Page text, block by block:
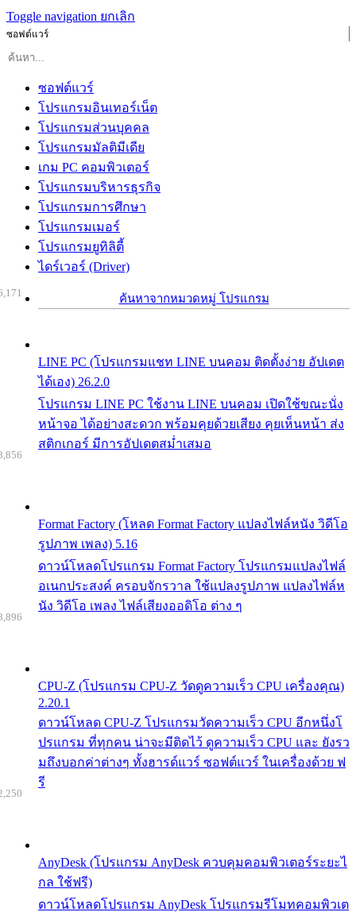
Toggle navigation ยกเลิก
ซอฟต์แวร์
ซอฟต์แวร์
โปรแกรมอินเทอร์เน็ต
โปรแกรมส่วนบุคคล
โปรแกรมมัลติมีเดีย
เกม PC คอมพิวเตอร์
โปรแกรมบริหารธุรกิจ
โปรแกรมการศึกษา
โปรแกรมเมอร์
โปรแกรมยูทิลิตี้
ไดร์เวอร์ (Driver)
ค้นหาจากหมวดหมู่ โปรแกรม
LINE PC (โปรแกรมแชท LINE บนคอม ติดตั้งง่าย อัปเดต
ได้เอง) 26.2.0
โปรแกรม LINE PC ใช้งาน LINE บนคอม เปิดใช้ขณะนั่ง
หน้าจอ ได้อย่างสะดวก พร้อมคุยด้วยเสียง คุยเห็นหน้า ส่ง
สติกเกอร์ มีการอัปเดตสม่ำเสมอ
Format Factory (โหลด Format Factory แปลงไฟล์หนัง วิดีโอ
รูปภาพ เพลง) 5.16
ดาวน์โหลดโปรแกรม Format Factory โปรแกรมแปลงไฟล์
อเนกประสงค์ ครอบจักรวาล ใช้แปลงรูปภาพ แปลงไฟล์ห
นัง วิดีโอ เพลง ไฟล์เสียงออดิโอ ต่าง ๆ
CPU-Z (โปรแกรม CPU-Z วัดดูความเร็ว CPU เครื่องคุณ)
2.20.1
ดาวน์โหลด CPU-Z โปรแกรมวัดความเร็ว CPU อีกหนึ่งโ
ปรแกรม ที่ทุกคน น่าจะมีติดไว้ ดูความเร็ว CPU และ ยังรว
มถึงบอกค่าต่างๆ ทั้งฮารด์แวร์ ซอฟต์แวร์ ในเครื่องด้วย ฟ
รี
AnyDesk (โปรแกรม AnyDesk ควบคุมคอมพิวเตอร์ระยะไ
กล ใช้ฟรี)
ดาวน์โหลดโปรแกรม AnyDesk โปรแกรมรีโมทคอมพิวเต